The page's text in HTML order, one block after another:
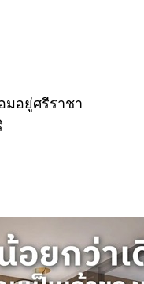
มอยู่ศรีราชา